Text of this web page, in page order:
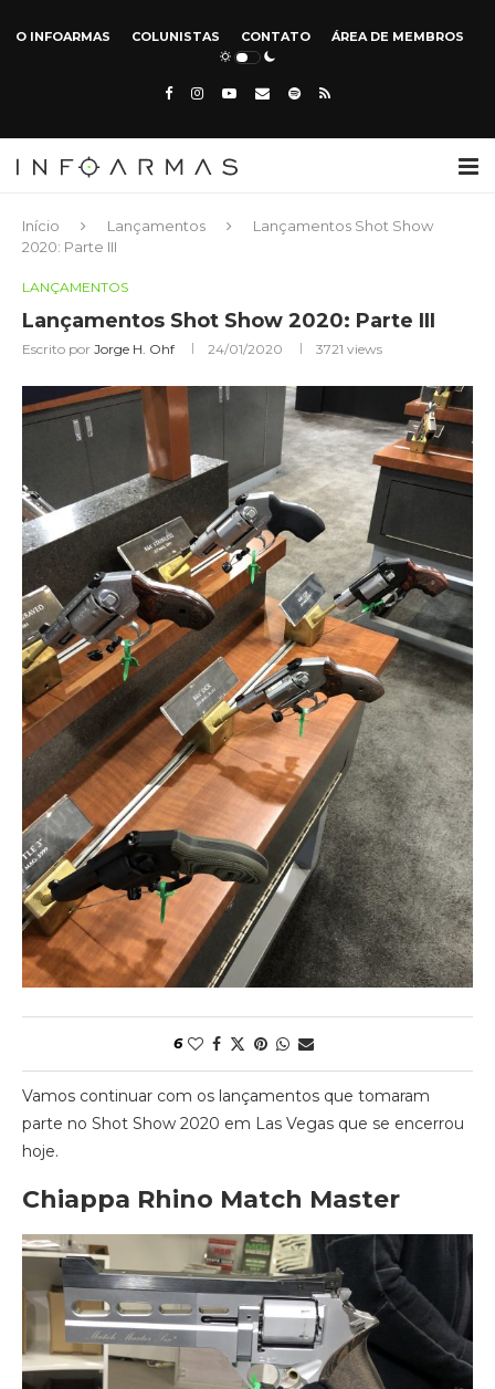
O INFOARMAS COLUNISTAS CONTATO ÁREA DE MEMBROS
Início Lançamentos
Lançamentos Shot Show
2020: Parte III
LANÇAMENTOS
Lançamentos Shot Show 2020: Parte III
Escrito por Jorge H. Ohf 24/01/2020 3721 views
6
Vamos continuar com os lançamentos que tomaram
parte no Shot Show 2020 em Las Vegas que se encerrou
hoje.
Chiappa Rhino Match Master